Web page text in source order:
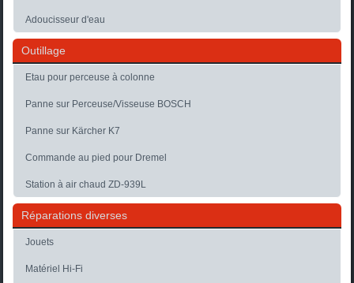
Adoucisseur d'eau
Outillage
Etau pour perceuse à colonne
Panne sur Perceuse/Visseuse BOSCH
Panne sur Kärcher K7
Commande au pied pour Dremel
Station à air chaud ZD-939L
Réparations diverses
Jouets
Matériel Hi-Fi